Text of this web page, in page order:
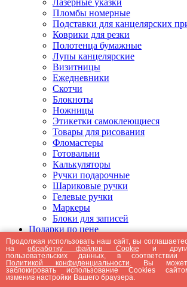
Лазерные указки
Пломбы номерные
Подставки для канцелярских
Коврики для резки
Полотенца бумажные
Лупы канцелярские
Визитницы
Ежедневники
Скотчи
Блокноты
Ножницы
Этикетки самоклеющиеся
Товары для рисования
Фломастеры
Готовальни
Калькуляторы
Ручки подарочные
Шариковые ручки
Гелевые ручки
Маркеры
Блоки для записей
Подарки по цене
Подарки от 5000 рублей
Подарки до 5000 рублей
Подарки до 3000 рублей
Подарки до 2000 рублей
Подарки до 1000 рублей
Продолжая использовать наш сайт, вы
наобработку файлов Cookie и
пользовательских данных, в соответствии
Политикой конфиденциальности . Вы
заблокировать использование Cookies
изменив настройки Вашего браузера.